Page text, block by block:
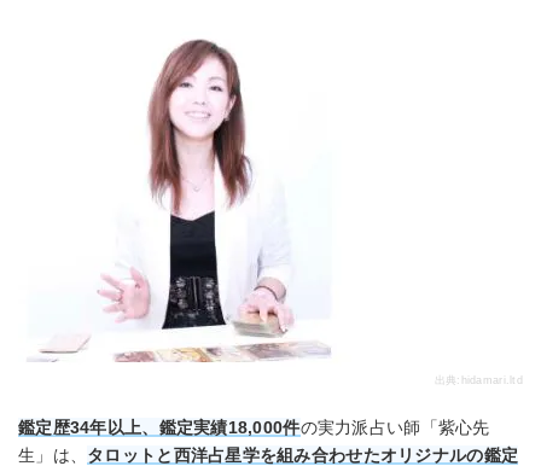
出典: hidamari.ltd
鑑定歴34年以上、鑑定実績18,000件の実力派占い師「紫心先
生」は、 タロットと西洋占星学を組み合わせたオリジナルの鑑定